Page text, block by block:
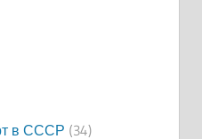
в СССР (34)